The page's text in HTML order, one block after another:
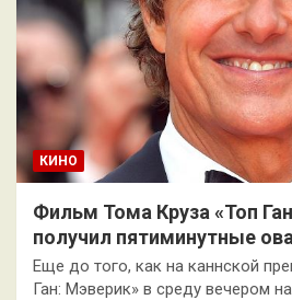
КИНО
Фильм Тома Круза «Топ
получил пятиминутные
Еще до того, как на каннской
Ган: Мэверик» в среду вечером